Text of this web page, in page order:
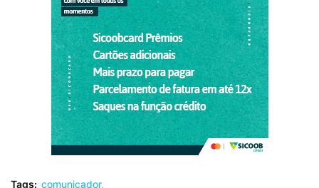
Tags: comunicador